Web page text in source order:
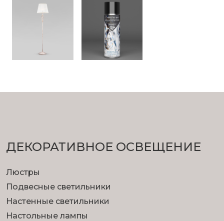
ДЕКОРАТИВНОЕ ОСВЕЩЕНИЕ
Люстры
Подвесные светильники
Настенные светильники
Настольные лампы